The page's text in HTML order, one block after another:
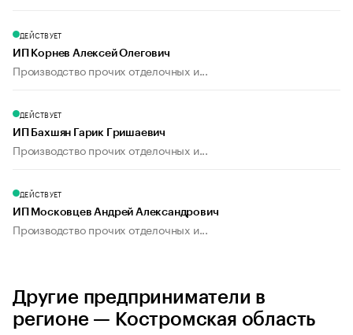
ДЕЙСТВУЕТ
ИП Корнев Алексей Олегович
Производство прочих отделочных и...
ДЕЙСТВУЕТ
ИП Бахшян Гарик Гришаевич
Производство прочих отделочных и...
ДЕЙСТВУЕТ
ИП Московцев Андрей Александрович
Производство прочих отделочных и...
Другие предприниматели в
регионе — Костромская область